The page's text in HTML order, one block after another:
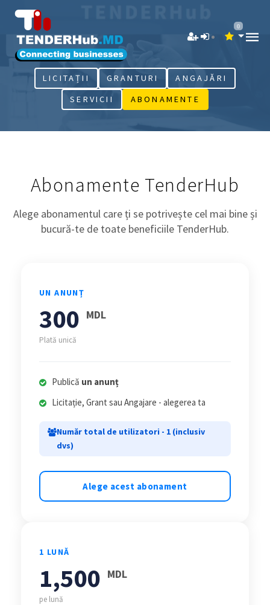
0
LICITAȚII GRANTURI
ANGAJĂRI
SERVICII
ABONAMENTE
Abonamente TenderHub
Alege abonamentul care ți se potrivește cel mai bine și
bucură-te de toate beneficiile TenderHub.
UN ANUNȚ
300 MDL
Plată unică
Publică un anunț
Licitație, Grant sau Angajare - alegerea ta
Număr total de utilizatori - 1 (inclusiv
dvs)
Alege acest abonament
1 LUNĂ
1,500 MDL
pe lună